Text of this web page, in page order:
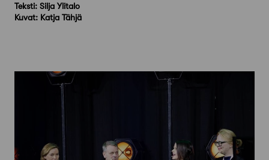
Teksti: Silja Ylitalo
Kuvat: Katja Tähjä